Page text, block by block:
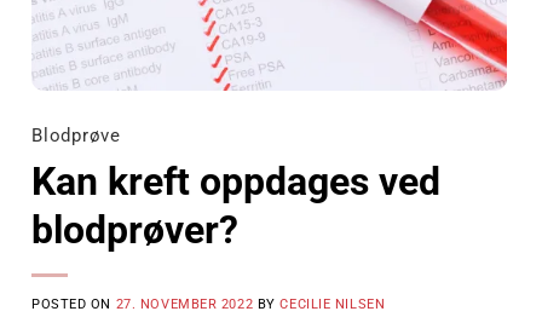
Blodprøve
Kan kreft oppdages ved
blodprøver?
POSTED ON 27. NOVEMBER 2022 BYCECILIE NILSEN